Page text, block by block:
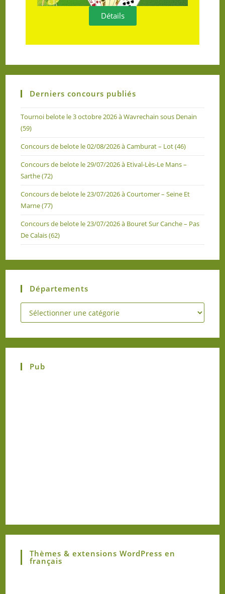
Détails
Derniers concours publiés
Tournoi belote le 3 octobre 2026 à Wavrechain sous Denain
(59)
Concours de belote le 02/08/2026 à Camburat – Lot (46)
Concours de belote le 29/07/2026 à Etival-Lès-Le Mans –
Sarthe (72)
Concours de belote le 23/07/2026 à Courtomer – Seine Et
Marne (77)
Concours de belote le 23/07/2026 à Bouret Sur Canche – Pas
De Calais (62)
Départements
Pub
Thèmes & extensions WordPress en
français